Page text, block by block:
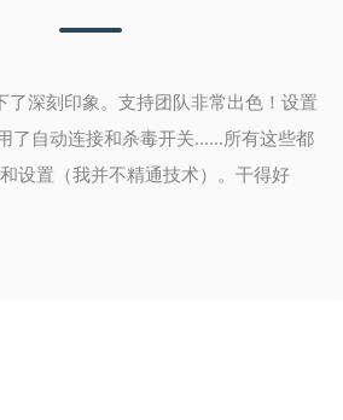
了深刻印象。支持团队非常出色！设置
了自动连接和杀毒开关......所有这些都
设置（我并不精通技术）。干得好